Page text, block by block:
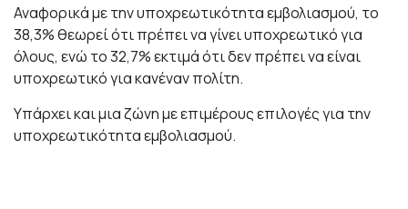
Αναφορικά με την υποχρεωτικότητα εμβολιασμού, το
38,3% θεωρεί ότι πρέπει να γίνει υποχρεωτικό για
όλους, ενώ το 32,7% εκτιμά ότι δεν πρέπει να είναι
υποχρεωτικό για κανέναν πολίτη.
Υπάρχει και μια ζώνη με επιμέρους επιλογές για την
υποχρεωτικότητα εμβολιασμού.